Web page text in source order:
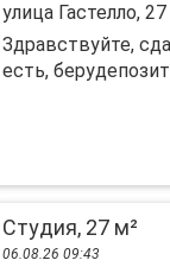
улица Гастелло, 27
Здравствуйте,
есть,
Студия, 27 м²
06.08.26 09:43